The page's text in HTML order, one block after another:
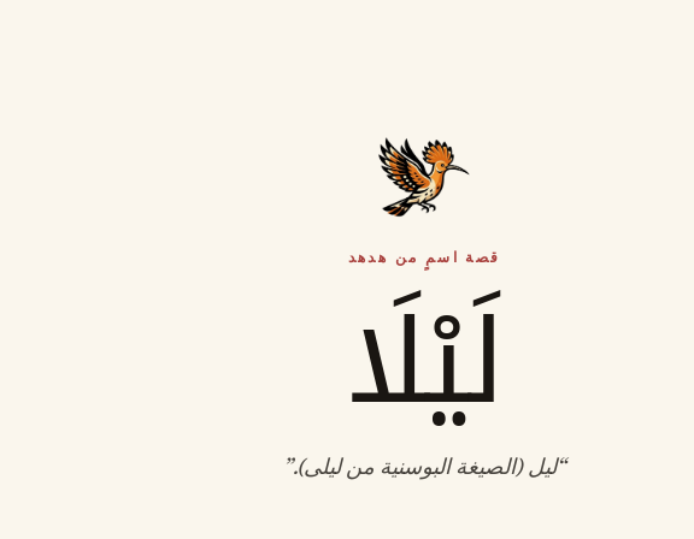
قصة اسمٍ من هدهد
لَيْلَا “ليل (الصيغة البوسنية من ليلى).”